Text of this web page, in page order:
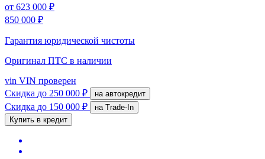
от 623 000 ₽
850 000 ₽
Гарантия юридической чистоты
Оригинал ПТС в наличии
vin VIN проверен
Скидка до 250 000 ₽ на автокредит
Скидка до 150 000 ₽
на Trade-In
Купить в кредит